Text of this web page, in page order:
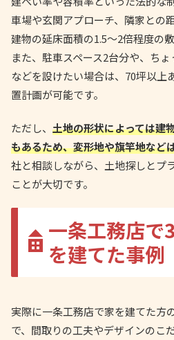
車場や玄関アプローチ、隣家との
建物の延床面積の1.5〜2倍程度の
また、駐車スペース2台分や、ち
などを設けたい場合は、70坪以上
置計画が可能です。
ただし、 土地の形状によっては建
もあるため、変形地や旗竿地など
社と相談しながら、土地探しとプ
ことが大切です。
一条工務店で
を建てた事例
実際に一条工務店で家を建てた方
で、間取りの工夫やデザインのこ